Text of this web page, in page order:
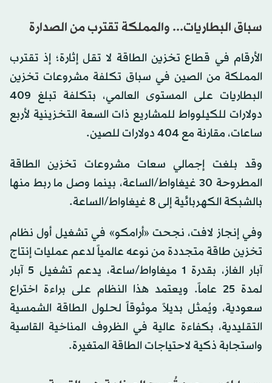
سباق البطاريات... والمملكة تقترب من الصدارة
الأرقام في قطاع تخزين الطاقة لا تقل إثارة؛ إذ تقترب
المملكة من الصين في سباق تكلفة مشروعات تخزين
البطاريات على المستوى العالمي، بتكلفة تبلغ 409
دولارات للكيلوواط للمشاريع ذات السعة التخزينية لأربع
ساعات، مقارنة مع 404 دولارات للصين.
وقد بلغت إجمالي سعات مشروعات تخزين الطاقة
المطروحة 30 غيغاواط/الساعة، بينما وصل ما ربط منها
بالشبكة الكهربائية إلى 8 غيغاواط/الساعة.
وفي إنجاز لافت، نجحت «أرامكو» في تشغيل أول نظام
تخزين طاقة متجددة من نوعه عالمياً لدعم عمليات إنتاج
آبار الغاز، بقدرة 1 ميغاواط/ساعة، يدعم تشغيل 5 آبار
لمدة 25 عاماً. ويعتمد هذا النظام على براءة اختراع
سعودية، ويُمثل بديلاً موثوقاً لحلول الطاقة الشمسية
التقليدية، بكفاءة عالية في الظروف المناخية القاسية
واستجابة ذكية لاحتياجات الطاقة المتغيرة.